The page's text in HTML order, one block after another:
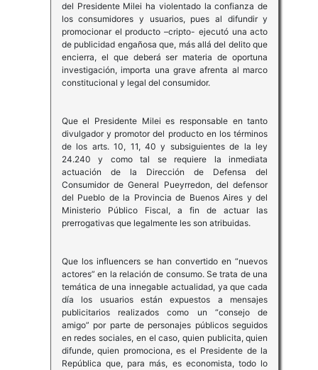
del Presidente Milei ha violentado la confianza de
los consumidores y usuarios, pues al difundir y
promocionar el producto –cripto- ejecutó una acto
de publicidad engañosa que, más allá del delito que
encierra, el que deberá ser materia de oportuna
investigación, importa una grave afrenta al marco
constitucional y legal del consumidor.
Que el Presidente Milei es responsable en tanto
divulgador y promotor del producto en los términos
de los arts. 10, 11, 40 y subsiguientes de la ley
24.240 y como tal se requiere la inmediata
actuación de la Dirección de Defensa del
Consumidor de General Pueyrredon, del defensor
del Pueblo de la Provincia de Buenos Aires y del
Ministerio Público Fiscal, a fin de actuar las
prerrogativas que legalmente les son atribuidas.
Que los influencers se han convertido en “nuevos
actores” en la relación de consumo. Se trata de una
temática de una innegable actualidad, ya que cada
día los usuarios están expuestos a mensajes
publicitarios realizados como un “consejo de
amigo” por parte de personajes públicos seguidos
en redes sociales, en el caso, quien publicita, quien
difunde, quien promociona, es el Presidente de la
República que, para más, es economista, todo lo